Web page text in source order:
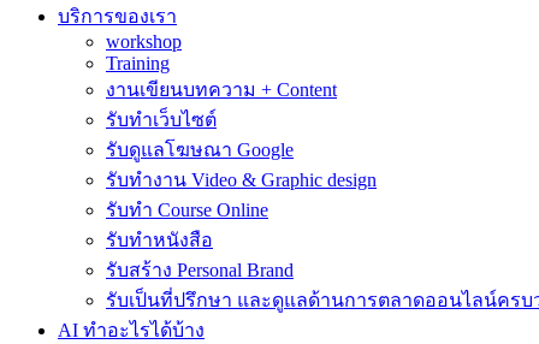
บริการของเรา
workshop
Training
งานเขียนบทความ + Content
รับทำเว็บไซต์
รับดูแลโฆษณา Google
รับทำงาน Video & Graphic design
รับทำ Course Online
รับทำหนังสือ
รับสร้าง Personal Brand
รับเป็นที่ปรึกษา และดูแลด้านการตลาดออนไลน์ครบ
AI ทำอะไรได้บ้าง